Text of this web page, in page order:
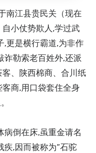
小仗势欺人,学过武
,更是横行霸道,为非作
诈勒索老百姓外,还派
、陕西棉商、合川纸
商,用口袋套住全身
病倒在床,虽重金请名
疾,因而被称为“石驼